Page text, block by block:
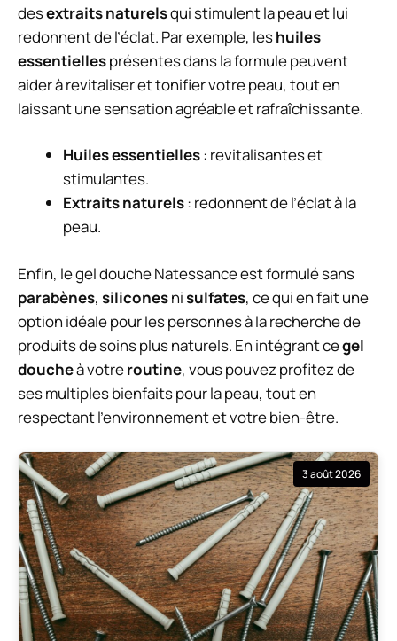
desextraits naturelsqui stimulent la peau et lui
redonnent de l’éclat. Par exemple, leshuiles
essentiellesprésentes dans la formule peuvent
aider à revitaliser et tonifier votre peau, tout en
laissant une sensation agréable et rafraîchissante.
Huiles essentielles: revitalisantes et
stimulantes.
Extraits naturels: redonnent de l’éclat à la
peau.
Enfin, le gel douche Natessance est formulé sans
parabènes, siliconesnisulfates, ce qui en fait une
option idéale pour les personnes à la recherche de
produits de soins plus naturels. En intégrant cegel
doucheà votreroutine, vous pouvez profitez de
ses multiples bienfaits pour la peau, tout en
respectant l’environnement et votre bien-être.
3 août 2026